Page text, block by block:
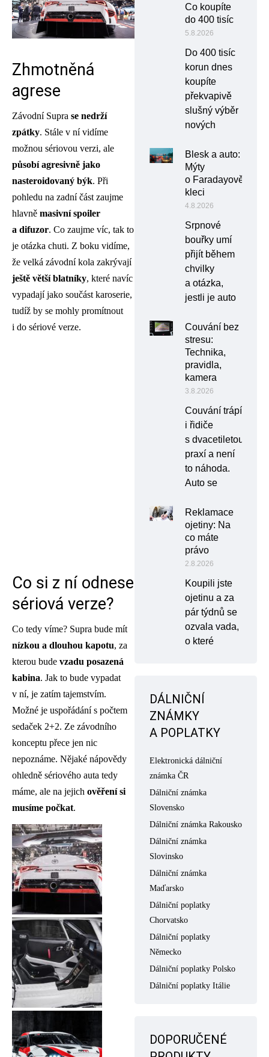
Zhmotněná
agrese
Závodní Supra se nedrží
zpátky. Stále v ní vidíme
možnou sériovou verzi, ale
působí agresivně jako
nasteroidovaný býk. Při
pohledu na zadní část zaujme
hlavně masivní spoiler
a difuzor. Co zaujme víc, tak to
je otázka chuti. Z boku vidíme,
že velká závodní kola zakrývají
ještě větší blatníky, které navíc
vypadají jako součást karoserie,
tudíž by se mohly promítnout
i do sériové verze.
Co si z ní odnese
sériová verze?
Co tedy víme? Supra bude mít
nízkou a dlouhou kapotu, za
kterou bude vzadu posazená
kabina. Jak to bude vypadat
v ní, je zatím tajemstvím.
Možné je uspořádání s počtem
sedaček 2+2. Ze závodního
konceptu přece jen nic
nepoznáme. Nějaké nápovědy
ohledně sériového auta tedy
máme, ale na jejich ověření si
musíme počkat.
Co koupíte
do 400 tisíc
5.8.2026
Do 400 tisíc
korun dnes
koupíte
překvapivě
slušný výběr
nových
Blesk a auto:
Mýty
o Faradayově
kleci
4.8.2026
Srpnové
bouřky umí
přijít během
chvilky
a otázka,
jestli je auto
Couvání bez
stresu:
Technika,
pravidla,
kamera
3.8.2026
Couvání trápí
i řidiče
s dvacetiletou
praxí a není
to náhoda.
Auto se
Reklamace
ojetiny: Na
co máte
právo
2.8.2026
Koupili jste
ojetinu a za
pár týdnů se
ozvala vada,
o které
DÁLNIČNÍ
ZNÁMKY
A POPLATKY
Elektronická dálniční
známka ČR
Dálniční známka
Slovensko
Dálniční známka Rakousko
Dálniční známka
Slovinsko
Dálniční známka
Maďarsko
Dálniční poplatky
Chorvatsko
Dálniční poplatky
Německo
Dálniční poplatky Polsko
Dálniční poplatky Itálie
DOPORUČENÉ